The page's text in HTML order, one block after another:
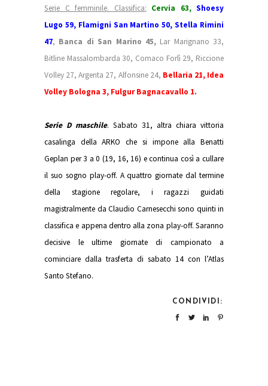
Serie C femminile. Classifica: Cervia 63,Shoesy
Lugo 59, Flamigni San Martino 50, Stella Rimini
47, Banca di San Marino 45, Lar Marignano 33,
Bitline Massalombarda 30, Comaco Forlì 29, Riccione
Volley 27, Argenta 27, Alfonsine 24, Bellaria 21, Idea
Volley Bologna 3, Fulgur Bagnacavallo 1.
Serie D maschile. Sabato 31, altra chiara vittoria
casalinga della ARKO che si impone alla Benatti
Geplan per 3 a 0 (19, 16, 16) e continua così a cullare
il suo sogno play-off. A quattro giornate dal termine
della stagione regolare, i ragazzi guidati
magistralmente da Claudio Carnesecchi sono quinti in
classifica e appena dentro alla zona play-off. Saranno
decisive le ultime giornate di campionato a
cominciare dalla trasferta di sabato 14 con l’Atlas
Santo Stefano.
CONDIVIDI: